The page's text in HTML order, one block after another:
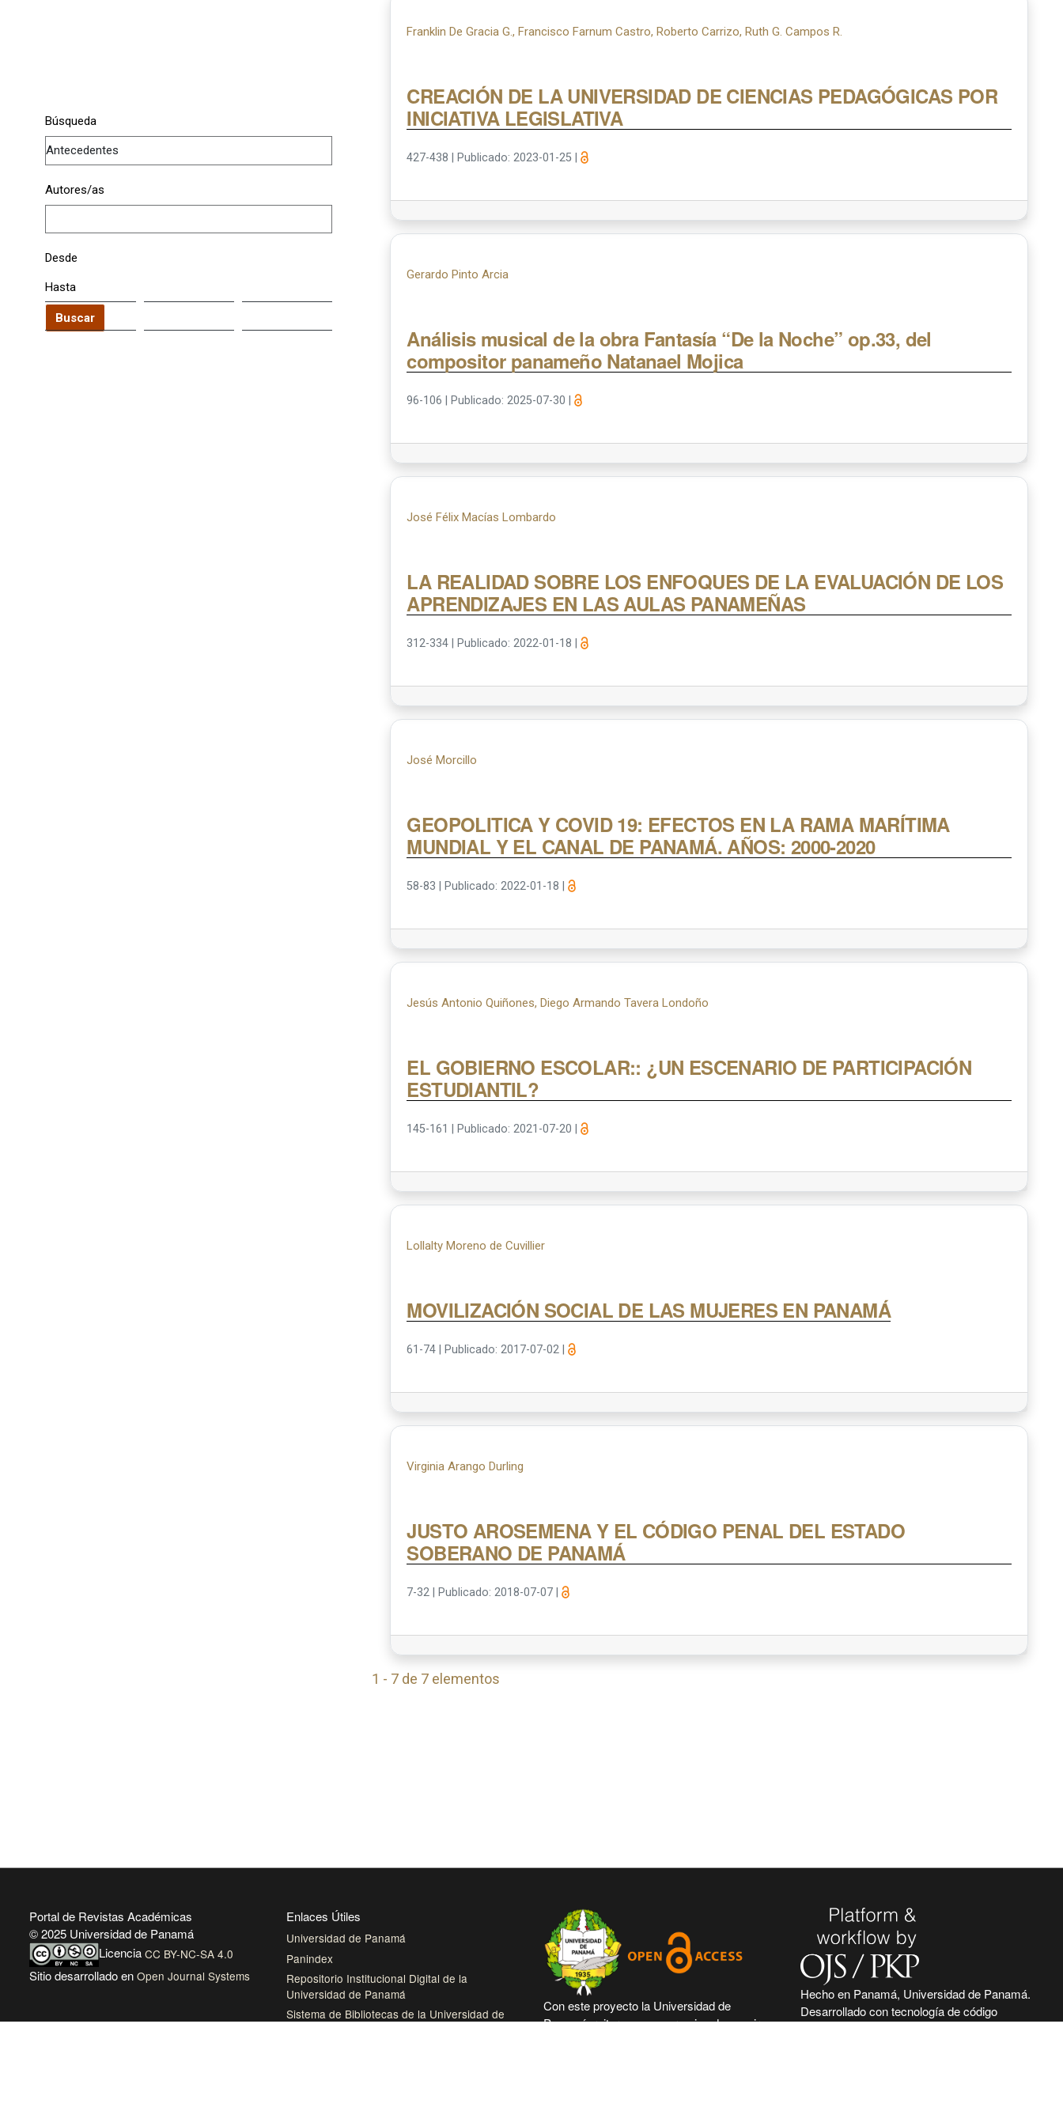
Búsqueda
Autores/as
Desde
Hasta
Buscar
Franklin De Gracia G., Francisco Farnum Castro, Roberto Carrizo, Ruth G. Campos R.
CREACIÓN DE LA UNIVERSIDAD DE CIENCIAS PEDAGÓGICAS POR
INICIATIVA LEGISLATIVA
427-438 Publicado: 2023-01-25 |
Gerardo Pinto Arcia
Análisis musical de la obra Fantasía “De la Noche” op.33, del
compositor panameño Natanael Mojica
96-106 Publicado: 2025-07-30 |
José Félix Macías Lombardo
LA REALIDAD SOBRE LOS ENFOQUES DE LA EVALUACIÓN DE LOS
APRENDIZAJES EN LAS AULAS PANAMEÑAS
312-334 Publicado: 2022-01-18 |
José Morcillo
GEOPOLITICA Y COVID 19: EFECTOS EN LA RAMA MARÍTIMA
MUNDIAL Y EL CANAL DE PANAMÁ. AÑOS: 2000-2020
58-83 Publicado: 2022-01-18 |
Jesús Antonio Quiñones, Diego Armando Tavera Londoño
EL GOBIERNO ESCOLAR:: ¿UN ESCENARIO DE PARTICIPACIÓN
ESTUDIANTIL?
145-161 Publicado: 2021-07-20 |
Lollalty Moreno de Cuvillier
MOVILIZACIÓN SOCIAL DE LAS MUJERES EN PANAMÁ
61-74 Publicado: 2017-07-02 |
Virginia Arango Durling
JUSTO AROSEMENA Y EL CÓDIGO PENAL DEL ESTADO
SOBERANO DE PANAMÁ
7-32 Publicado: 2018-07-07 |
1 - 7 de 7 elementos
Portal de Revistas Académicas
© 2025 Universidad de Panamá
Licencia CC BY-NC-SA 4.0
Sitio desarrollado en Open Journal Systems
Enlaces Útiles
Universidad de Panamá
Panindex
Repositorio Institucional Digital de la
Universidad de Panamá
Sistema de Bibliotecas de la Universidad de
Con este proyecto la Universidad de
Panamá, reitera su compromiso de seguir
Hecho en Panamá, Universidad de Panamá.
Desarrollado con tecnología de código